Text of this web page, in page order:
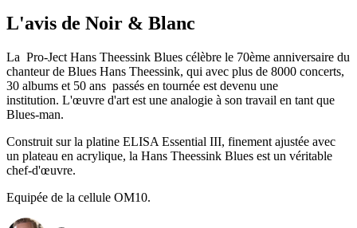
L'avis de Noir & Blanc
La Pro-Ject Hans Theessink Blues célèbre le 70ème anniversaire du
chanteur de Blues Hans Theessink, qui avec plus de 8000 concerts,
30 albums et 50 ans passés en tournée est devenu une
institution. L'œuvre d'art est une analogie à son travail en tant que
Blues-man.
Construit sur la platine ELISA Essential III, finement ajustée avec
un plateau en acrylique, la Hans Theessink Blues est un véritable
chef-d'œuvre.
Equipée de la cellule OM10.